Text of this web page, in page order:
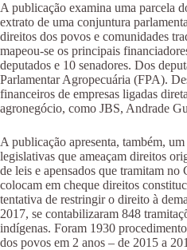
A publicação examina uma parcela
extrato de uma conjuntura
direitos dos povos e comunidades
mapeou-se os principais
deputados e 10 senadores. Dos
Parlamentar Agropecuária (FPA).
financeiros de empresas ligadas
agronegócio, como JBS, Andrade
A publicação apresenta, também,
legislativas que ameaçam direitos
de leis e apensados que tramitam no
colocam em cheque direitos
tentativa de restringir o direito à
2017, se contabilizaram 848
indígenas. Foram 1930
dos povos em 2 anos – de 2015 a